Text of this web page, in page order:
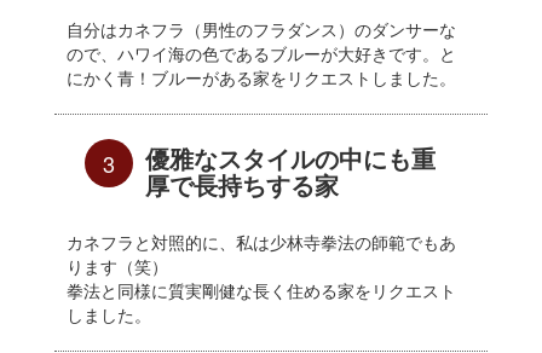
自分はカネフラ（男性のフラダンス）のダンサーな
ので、ハワイ海の色であるブルーが大好きです。と
にかく青！ブルーがある家をリクエストしました。
3
優雅なスタイルの中にも重
厚で長持ちする家
カネフラと対照的に、私は少林寺拳法の師範でもあ
ります（笑）
拳法と同様に質実剛健な長く住める家をリクエスト
しました。